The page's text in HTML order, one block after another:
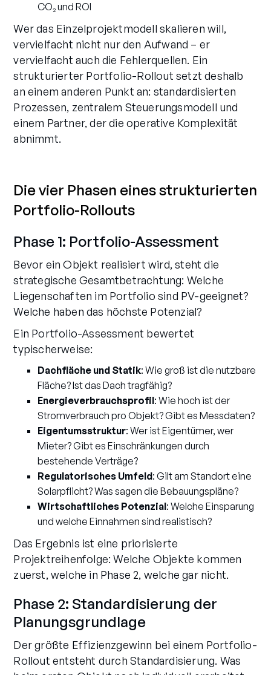
CO₂ und ROI
Wer das Einzelprojektmodell skalieren will,
vervielfacht nicht nur den Aufwand – er
vervielfacht auch die Fehlerquellen. Ein
strukturierter Portfolio-Rollout setzt deshalb
an einem anderen Punkt an: standardisierten
Prozessen, zentralem Steuerungsmodell und
einem Partner, der die operative Komplexität
abnimmt.
Die vier Phasen eines strukturierten
Portfolio-Rollouts
Phase 1: Portfolio-Assessment
Bevor ein Objekt realisiert wird, steht die
strategische Gesamtbetrachtung: Welche
Liegenschaften im Portfolio sind PV-geeignet?
Welche haben das höchste Potenzial?
Ein Portfolio-Assessment bewertet
typischerweise:
Dachfläche und Statik: Wie groß ist die nutzbare
Fläche? Ist das Dach tragfähig?
Energieverbrauchsprofil: Wie hoch ist der
Stromverbrauch pro Objekt? Gibt es Messdaten?
Eigentumsstruktur: Wer ist Eigentümer, wer
Mieter? Gibt es Einschränkungen durch
bestehende Verträge?
Regulatorisches Umfeld: Gilt am Standort eine
Solarpflicht? Was sagen die Bebauungspläne?
Wirtschaftliches Potenzial: Welche Einsparung
und welche Einnahmen sind realistisch?
Das Ergebnis ist eine priorisierte
Projektreihenfolge: Welche Objekte kommen
zuerst, welche in Phase 2, welche gar nicht.
Phase 2: Standardisierung der
Planungsgrundlage
Der größte Effizienzgewinn bei einem Portfolio-
Rollout entsteht durch Standardisierung. Was